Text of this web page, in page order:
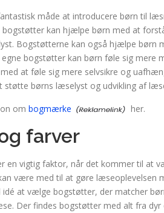
måde at introducere børn til
kan hjælpe børn med at
Bogstøtterne kan også hjælpe børn
egne bogstøtter kan børn føle sig
at føle sig mere selvsikre og
støtte børns læselyst og udvikling af
om bogmærke her.
farver
en vigtig faktor, når det kommer til at
være med til at gøre læseoplevelsen
at vælge bogstøtter, der matcher
Der findes bogstøtter med alt fra